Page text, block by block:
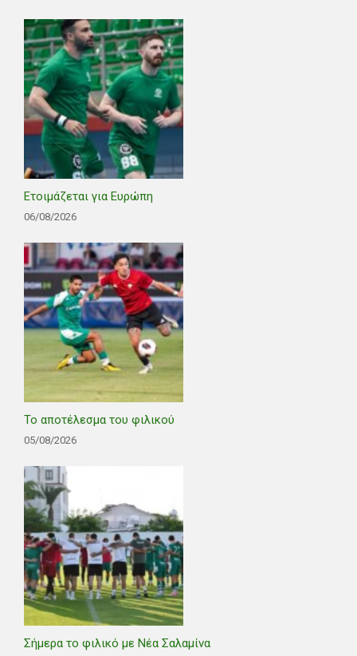
Ετοιμάζεται για Ευρώπη
06/08/2026
Το αποτέλεσμα του φιλικού
05/08/2026
Σήμερα το φιλικό με Νέα Σαλαμίνα